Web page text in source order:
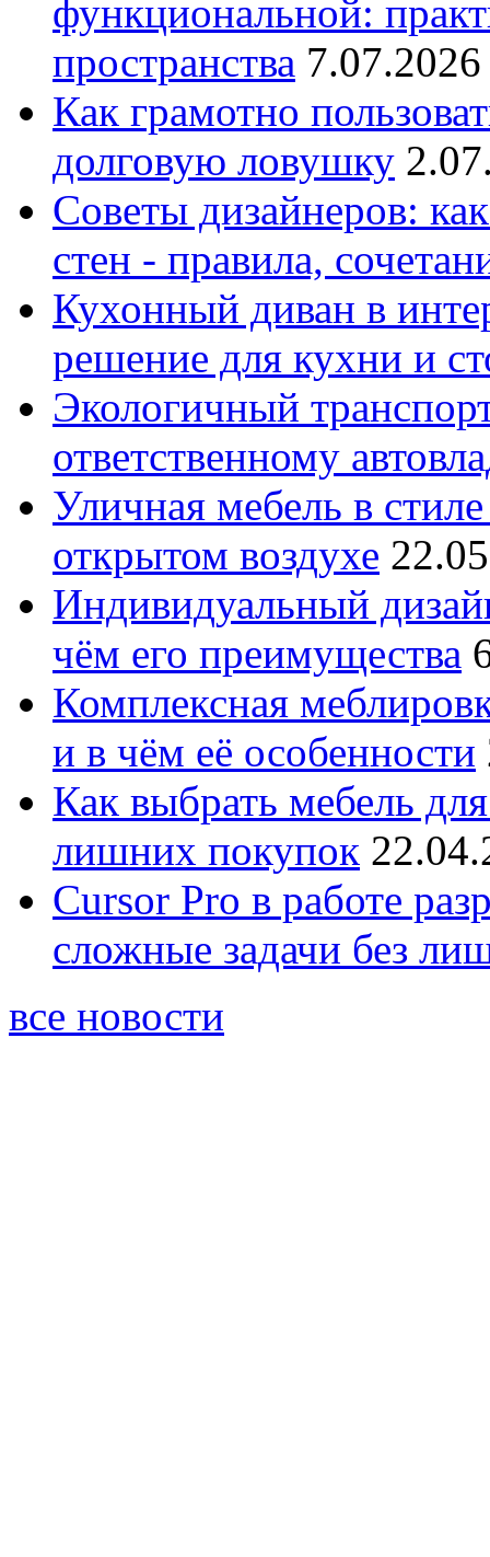
функциональной:
пространства
Как грамотно
долговую ловушку
Советы дизайнеров:
стен - правила,
Кухонный диван в
решение для кухни и
Экологичный
ответственному
Уличная мебель в
открытом воздухе
Индивидуальный
чём его преимущества
Комплексная
и в чём её особенности
Как выбрать мебель
лишних покупок
Cursor Pro в работе
сложные задачи без
все новости